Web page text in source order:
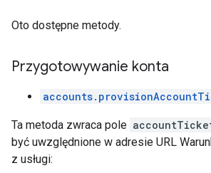
Oto dostępne metody.
Przygotowywanie konta
Ta metoda zwraca pole
być uwzględnione w adresie URL
z usługi: